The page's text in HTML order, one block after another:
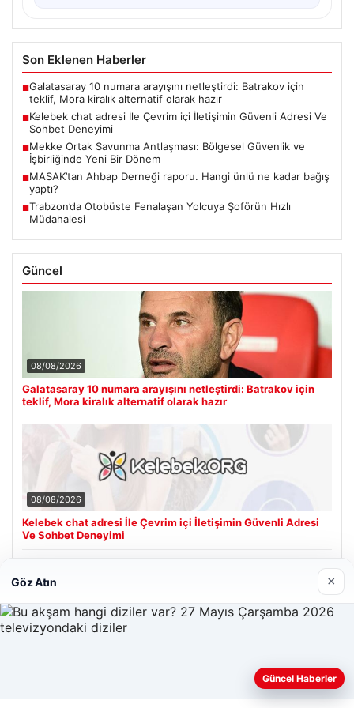
Son Eklenen Haberler
■Galatasaray 10 numara arayışını netleştirdi: Batrakov için
teklif, Mora kiralık alternatif olarak hazır
■Kelebek chat adresi İle Çevrim içi İletişimin Güvenli Adresi Ve
Sohbet Deneyimi
■Mekke Ortak Savunma Antlaşması: Bölgesel Güvenlik ve
İşbirliğinde Yeni Bir Dönem
■MASAK’tan Ahbap Derneği raporu. Hangi ünlü ne kadar bağış
yaptı?
■Trabzon’da Otobüste Fenalaşan Yolcuya Şoförün Hızlı
Müdahalesi
Güncel
08/08/2026
Galatasaray 10 numara arayışını netleştirdi: Batrakov için
teklif, Mora kiralık alternatif olarak hazır
08/08/2026
Kelebek chat adresi İle Çevrim içi İletişimin Güvenli Adresi
Ve Sohbet Deneyimi
Hastaş Beton
Web sitemizi nasıl kullandığınızı daha iyi anlayabilmek,
Göz Atın ×
Güncel Haberler